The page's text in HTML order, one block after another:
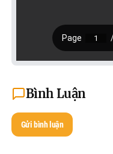
Bình Luận
Gửi bình luận